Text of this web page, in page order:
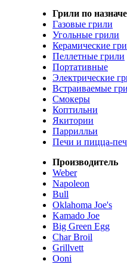
Грили по
Газовые грили
Угольные грили
Керамические
Пеллетные грили
Портативные
Электрические
Встраиваемые
Смокеры
Коптильни
Якитории
Паррилльи
Печи и пицца-
Производитель
Weber
Napoleon
Bull
Oklahoma Joe's
Kamado Joe
Big Green Egg
Char Broil
Grillvett
Ooni